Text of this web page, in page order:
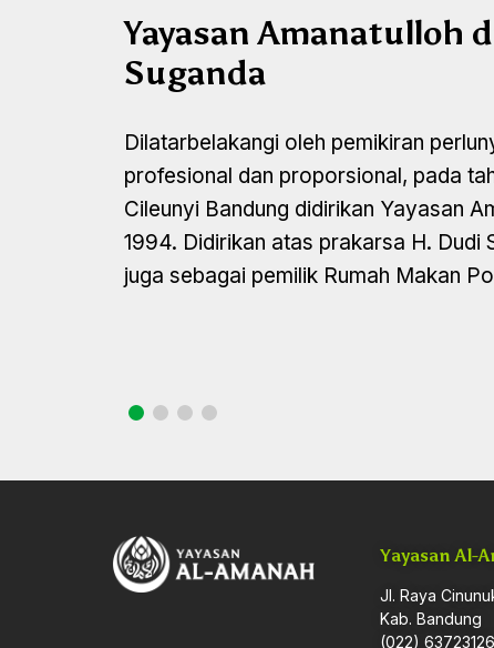
Yayasan Amanatulloh
Suganda
Dilatarbelakangi oleh pemikiran
profesional dan proporsional, pada
Cileunyi Bandung didirikan Yayasan
1994. Didirikan atas prakarsa H. Dudi
juga sebagai pemilik Rumah Makan
Yayasan Al-
Jl. Raya
Kab. Bandung
(022) 63723126